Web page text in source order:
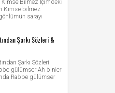
Bilmez İçimdeki
Kimse bilmez
sarayı
Şarkı Sözleri &
Şarkı Sözleri
gülümser Ah binler
Rabbe gülümser